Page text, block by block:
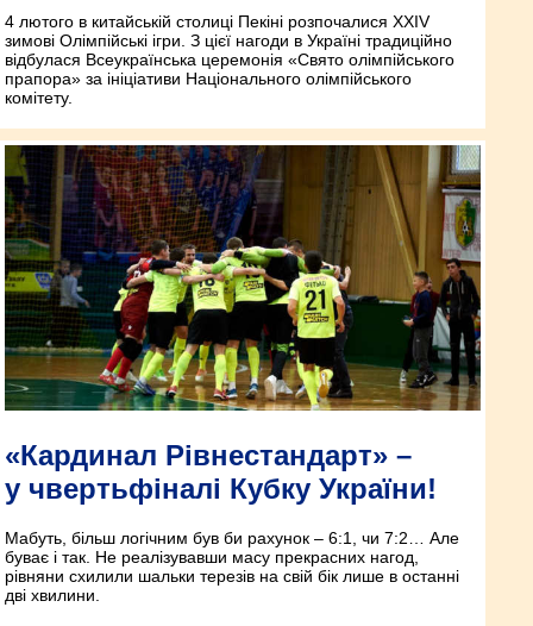
4 лютого в китайській столиці Пекіні розпочалися XXIV
зимові Олімпійські ігри. З цієї нагоди в Україні традиційно
відбулася Всеукраїнська церемонія «Свято олімпійського
прапора» за ініціативи Національного олімпійського
комітету.
«Кардинал Рівнестандарт» –
у чвертьфіналі Кубку України!
Мабуть, більш логічним був би рахунок – 6:1, чи 7:2… Але
буває і так. Не реалізувавши масу прекрасних нагод,
рівняни схилили шальки терезів на свій бік лише в останні
дві хвилини.